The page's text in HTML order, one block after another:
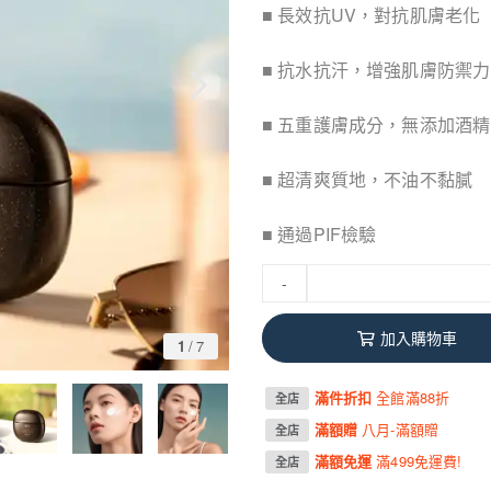
1 /7
■ 長效抗UV，對抗肌膚老化
■ 抗水抗汗，增強肌膚防禦力
■ 五重護膚成分，無添加酒精
■ 超清爽質地，不油不黏膩
■ 通過PIF檢驗
-
加入購物車
全店 滿件折扣全館滿88折
全店 滿額贈 八月-滿額贈
全店 滿額免運滿499免運費!